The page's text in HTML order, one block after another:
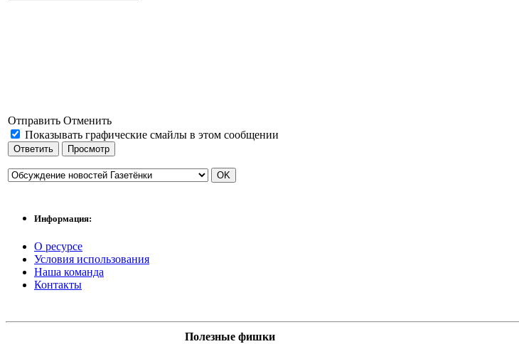
Отправить Отменить
Показывать графические смайлы в этом сообщении
Информация:
О ресурсе
Условия использования
Наша команда
Контакты
Полезные фишки